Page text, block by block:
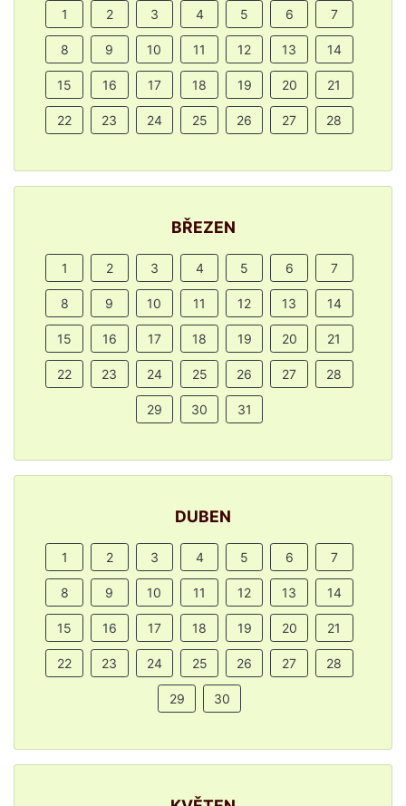
1 2 3 4 5 6 7
8 9 10 11 12 13 14
15 16 17 18 19 20 21
22 23 24 25 26 27 28
BŘEZEN
1 2 3 4 5 6 7
8 9 10 11 12 13 14
15 16 17 18 19 20 21
22 23 24 25 26 27 28
29 30 31
DUBEN
1 2 3 4 5 6 7
8 9 10 11 12 13 14
15 16 17 18 19 20 21
22 23 24 25 26 27 28
29 30